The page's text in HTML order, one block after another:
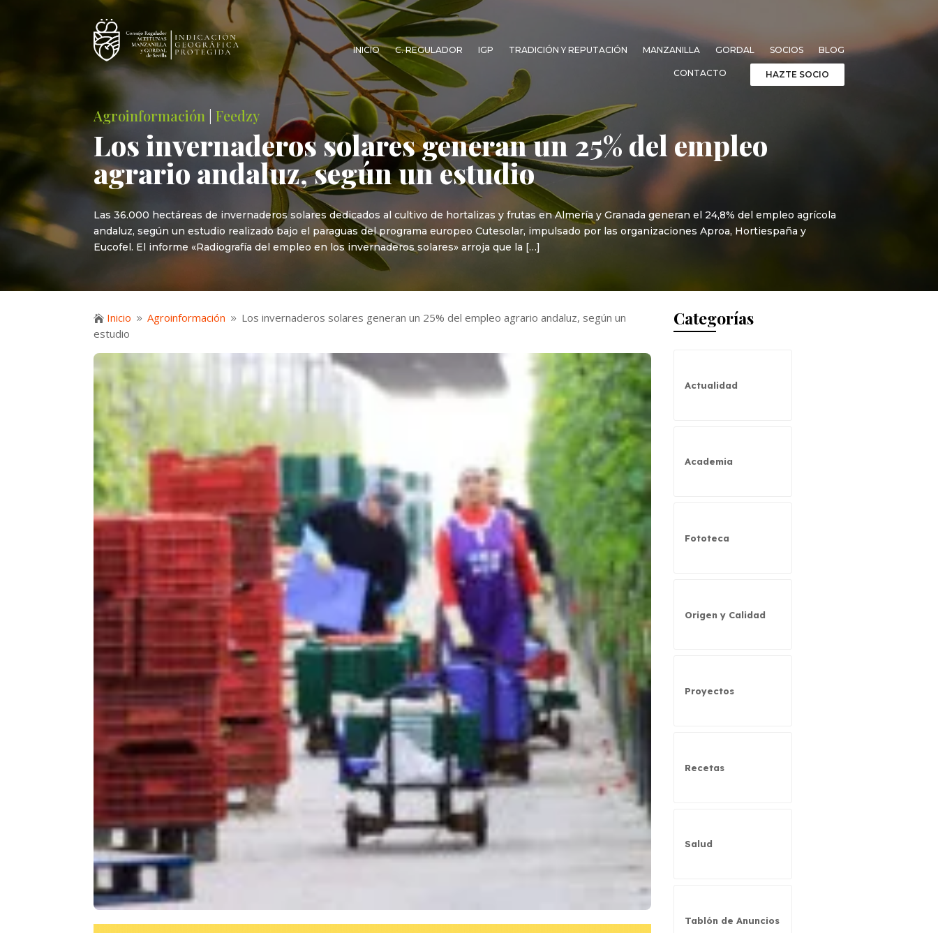
INICIO C. REGULADOR IGP TRADICIÓN Y REPUTACIÓN MANZANILLA GORDAL SOCIOS BLOG
CONTACTO HAZTE SOCIO
Agroinformación |Feedzy
Los invernaderos solares generan un 25% del empleo
agrario andaluz, según un estudio
Las 36.000 hectáreas de invernaderos solares dedicados al cultivo de hortalizas y frutas en Almería y Granada generan el 24,8% del empleo agrícola
andaluz, según un estudio realizado bajo el paraguas del programa europeo Cutesolar, impulsado por las organizaciones Aproa, Hortiespaña y
Eucofel. El informe «Radiografía del empleo en los invernaderos solares» arroja que la […]
 Inicio 9 Agroinformación 9 Los invernaderos solares generan un 25% del empleo agrario andaluz, según un
estudio
Categorías
Actualidad
Academia
Fototeca
Origen y Calidad
Proyectos
Recetas
Salud
Tablón de Anuncios